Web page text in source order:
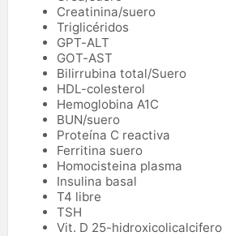
Creatinina/suero
Triglicéridos
GPT-ALT
GOT-AST
Bilirrubina total/Suero
HDL-colesterol
Hemoglobina A1C
BUN/suero
Proteína C reactiva
Ferritina suero
Homocisteina plasma
Insulina basal
T4 libre
TSH
Vit. D 25-hidroxicolicalcifero